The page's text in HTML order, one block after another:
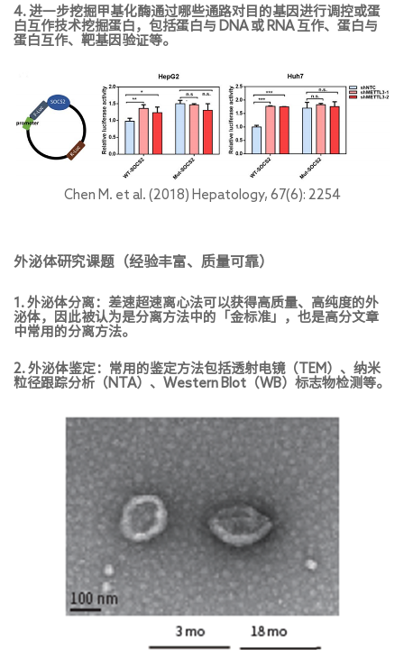
4. 进一步挖掘甲基化酶通过哪些通路对目的基因进行调控或蛋
白互作技术挖掘蛋白，包括蛋白与 DNA 或 RNA 互作、蛋白与
蛋白互作、靶基因验证等。
Chen M. et al. (2018) Hepatology, 67(6): 2254
外泌体研究课题（经验丰富、质量可靠）
1. 外泌体分离：差速超速离心法可以获得高质量、高纯度的外
泌体，因此被认为是分离方法中的「金标准」，也是高分文章
中常用的分离方法。
2. 外泌体鉴定：常用的鉴定方法包括透射电镜（TEM）、纳米
粒径跟踪分析（NTA）、Western Blot（WB）标志物检测等。